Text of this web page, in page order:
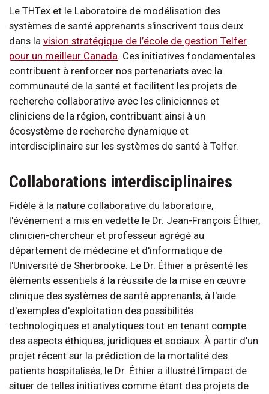
Le THTex et le Laboratoire de modélisation des
systèmes de santé apprenants s'inscrivent tous deux
dans la vision stratégique de l’école de gestion Telfer
pour un meilleur Canada. Ces initiatives fondamentales
contribuent à renforcer nos partenariats avec la
communauté de la santé et facilitent les projets de
recherche collaborative avec les cliniciennes et
cliniciens de la région, contribuant ainsi à un
écosystème de recherche dynamique et
interdisciplinaire sur les systèmes de santé à Telfer.
Collaborations interdisciplinaires
Fidèle à la nature collaborative du laboratoire,
l'événement a mis en vedette le Dr. Jean-François Éthier,
clinicien-chercheur et professeur agrégé au
département de médecine et d'informatique de
l'Université de Sherbrooke. Le Dr. Éthier a présenté les
éléments essentiels à la réussite de la mise en œuvre
clinique des systèmes de santé apprenants, à l'aide
d'exemples d'exploitation des possibilités
technologiques et analytiques tout en tenant compte
des aspects éthiques, juridiques et sociaux. À partir d'un
projet récent sur la prédiction de la mortalité des
patients hospitalisés, le Dr. Éthier a illustré l’impact de
situer de telles initiatives comme étant des projets de